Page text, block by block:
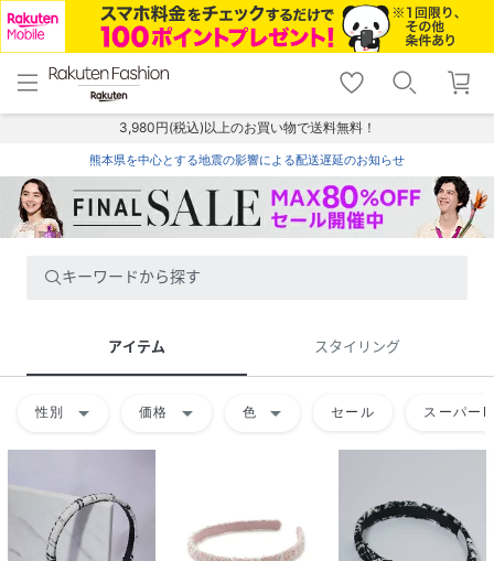
menu home
トップ
shopping_cart lock_outline
ログイン
3,980円(税込)以上のお買い物で送料無料！
熊本県を中心とする地震の影響による配送遅延のお知らせ
キーワードから探す
アイテム スタイリング
性別 arrow_drop_down 価格 arrow_drop_down 色 arrow_drop_down セール スーパー